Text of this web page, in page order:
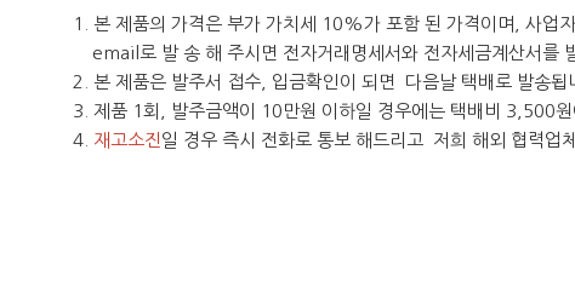
1. 본 제품의 가격은 부가 가치세 10%가 포함 된 가격이며, 사업
email로 발 송 해 주시면 전자거래명세서와 전자세금계산서를
2. 본 제품은 발주서 접수, 입금확인이 되면 다음날 택배로 발송됩
3. 제품 1회, 발주금액이 10만원 이하일 경우에는 택배비 3,500원
4. 재고소진 일 경우 즉시 전화로 통보 해드리고 저희 해외 협력업